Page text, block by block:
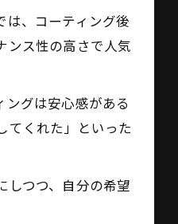
は、コーティング後
ンス性の高さで人気
グは安心感がある
てくれた」といった
しつつ、自分の希望